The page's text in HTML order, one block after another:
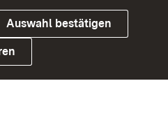
Auswahl bestätigen